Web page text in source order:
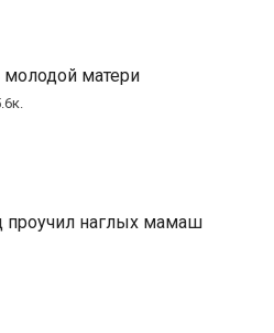
матери
проучил наглых мамаш